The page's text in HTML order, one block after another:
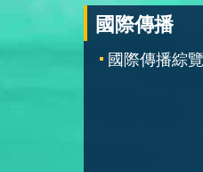
國際傳播
國際傳播綜覽